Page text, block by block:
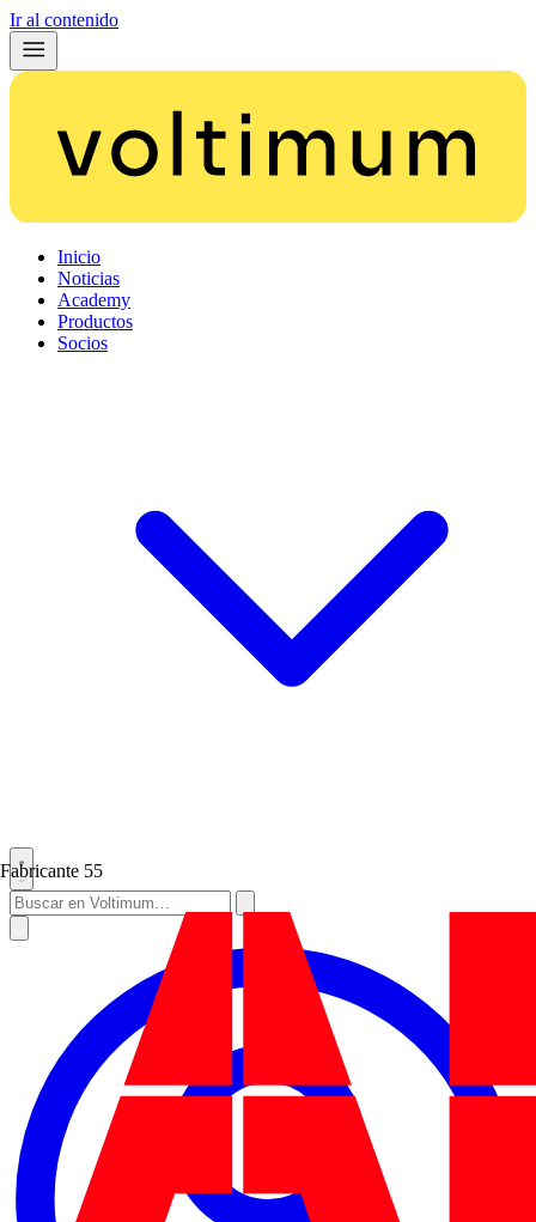
Ir al contenido
Inicio
Noticias
Academy
Productos
Socios
Fabricante 55